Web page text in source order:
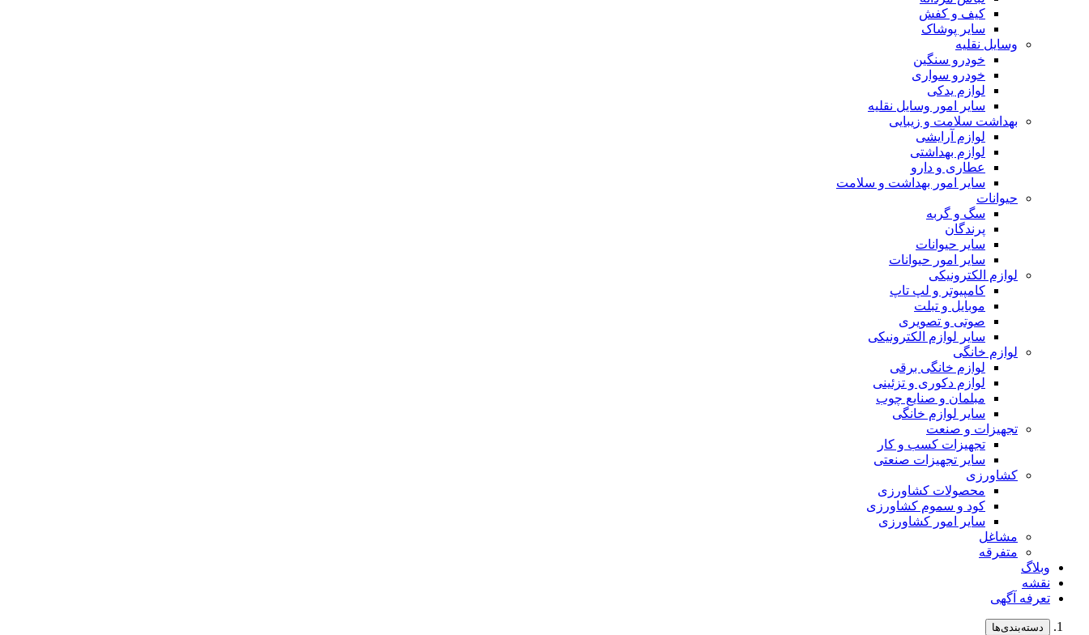
کیف و کفش
سایر پوشاک
وسایل نقلیه
خودرو سنگین
خودرو سواری
لوازم یدکی
سایر امور وسایل نقلیه
بهداشت سلامت و زیبایی
لوازم آرایشی
لوازم بهداشتی
عطاری و دارو
سایر امور بهداشت و سلامت
حیوانات
سگ و گربه
پرندگان
سایر حیوانات
سایر امور حیوانات
لوازم الکترونیکی
کامپیوتر و لپ تاپ
موبایل و تبلت
صوتی و تصویری
سایر لوازم الکترونیکی
لوازم خانگی
لوازم خانگی برقی
لوازم دکوری و تزئینی
مبلمان و صنایع چوب
سایر لوازم خانگی
تجهیزات و صنعت
تجهیزات کسب و کار
سایر تجهیزات صنعتی
کشاورزی
محصولات کشاورزی
کود و سموم کشاورزی
سایر امور کشاورزی
مشاغل
متفرقه
وبلاگ
نقشه
تعرفه آگهی
دسته‌بندی‌ها